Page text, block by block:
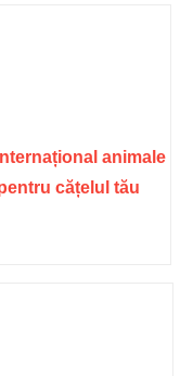
animale
cățelul tău